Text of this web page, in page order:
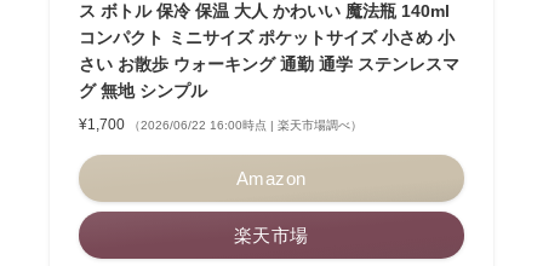
ス ボトル 保冷 保温 大人 かわいい 魔法瓶 140ml
コンパクト ミニサイズ ポケットサイズ 小さめ 小
さい お散歩 ウォーキング 通勤 通学 ステンレスマ
グ 無地 シンプル
¥1,700 （2026/06/22 16:00時点 | 楽天市場調べ）
Amazon
楽天市場